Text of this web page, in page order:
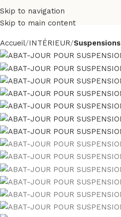
Skip to navigation
Skip to main content
Accueil INTÉRIEUR Suspensions